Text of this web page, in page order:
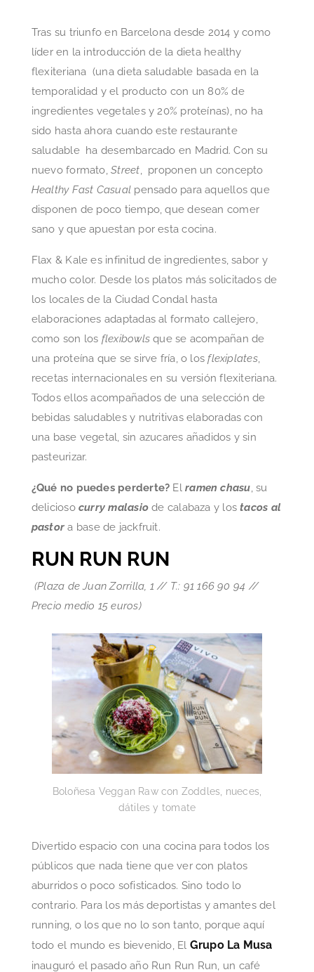
Tras su triunfo en Barcelona desde 2014 y como
líder en la introducción de la dieta healthy
flexiteriana (una dieta saludable basada en la
temporalidad y el producto con un 80% de
ingredientes vegetales y 20% proteínas), no ha
sido hasta ahora cuando este restaurante
saludable ha desembarcado en Madrid. Con su
nuevo formato,Street, proponen un concepto
Healthy Fast Casual pensado para aquellos que
disponen de poco tiempo, que desean comer
sano y que apuestan por esta cocina.
Flax & Kale es infinitud de ingredientes, sabor y
mucho color. Desde los platos más solicitados de
los locales de la Ciudad Condal hasta
elaboraciones adaptadas al formato callejero,
como son los flexibowlsque se acompañan de
una proteína que se sirve fría, o losflexiplates,
recetas internacionales en su versión flexiteriana.
Todos ellos acompañados de una selección de
bebidas saludables y nutritivas elaboradas con
una base vegetal, sin azucares añadidos y sin
pasteurizar.
¿Qué no puedes perderte? Elramen chasu, su
deliciosocurry malasiode calabaza y lostacos al
pastor a base de jackfruit.
RUN RUN RUN
(Plaza de Juan Zorrilla, 1 // T.: 91 166 90 94 //
Precio medio 15 euros)
Boloñesa Veggan Raw con Zoddles, nueces,
dátiles y tomate
Divertido espacio con una cocina para todos los
públicos que nada tiene que ver con platos
aburridos o poco sofisticados. Sino todo lo
contrario. Para los más deportistas y amantes del
running, o los que no lo son tanto, porque aquí
todo el mundo es bievenido, El Grupo La Musa
inauguró el pasado año Run Run Run, un café